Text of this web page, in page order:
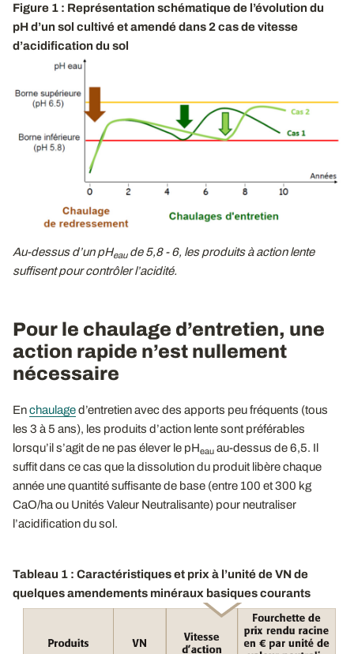
Figure 1 : Représentation schématique de l’évolution du
pH d’un sol cultivé et amendé dans 2cas de vitesse
d’acidification du sol
Au-dessus d’un pHeaude 5,8 - 6, les produits à action lente
suffisent pour contrôler l’acidité.
Pour le chaulage d’entretien, une
action rapide n’est nullement
nécessaire
Enchaulaged’entretien avec des apports peu fréquents (tous
les 3 à 5 ans), les produits d’action lente sont préférables
lorsqu’il s’agit de ne pas élever le pHeau au-dessus de 6,5. Il
suffit dans ce cas que la dissolution du produit libère chaque
année une quantité suffisante de base (entre 100 et 300 kg
CaO/ha ou Unités Valeur Neutralisante) pour neutraliser
l’acidification du sol.
Tableau 1 : Caractéristiques et prix à l’unité de VN de
quelques amendements minéraux basiques courants